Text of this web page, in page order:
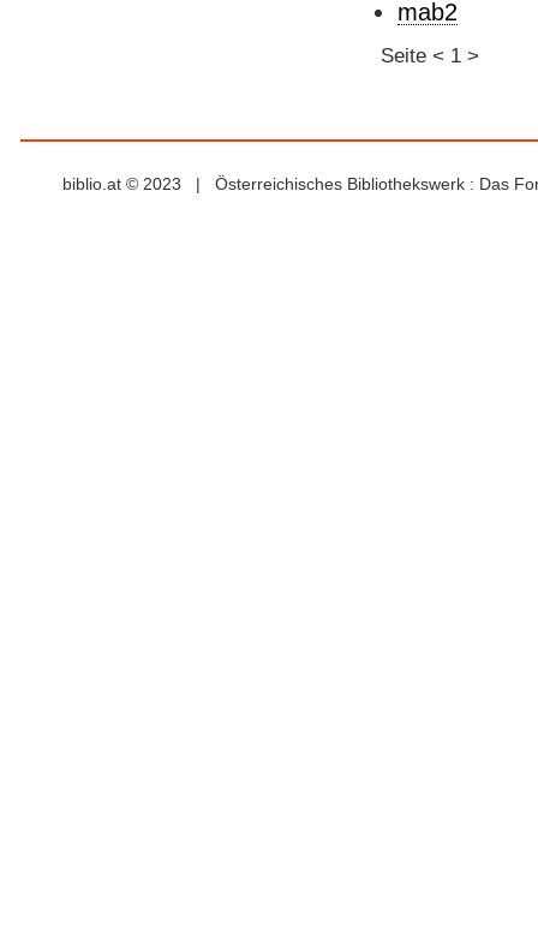
mab2
Seite < 1 >
biblio.at © 2023 | Österreichisches Bibliothekswerk : Das